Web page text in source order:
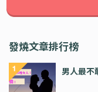
發燒文章排行榜
男人最不